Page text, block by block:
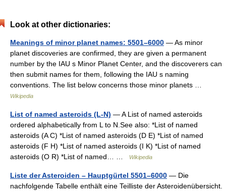
Look at other dictionaries:
Meanings of minor planet names: 5501–6000 — As minor
planet discoveries are confirmed, they are given a permanent
number by the IAU s Minor Planet Center, and the discoverers can
then submit names for them, following the IAU s naming
conventions. The list below concerns those minor planets …
Wikipedia
List of named asteroids (L-N) — A List of named asteroids
ordered alphabetically from L to N.See also: *List of named
asteroids (A C) *List of named asteroids (D E) *List of named
asteroids (F H) *List of named asteroids (I K) *List of named
asteroids (O R) *List of named… …
Wikipedia
Liste der Asteroiden – Hauptgürtel 5501–6000 — Die
nachfolgende Tabelle enthält eine Teilliste der Asteroidenübersicht.